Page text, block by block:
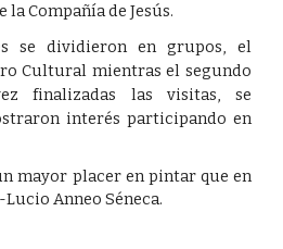
la Compañía de Jesús.
se dividieron en grupos, el
Cultural mientras el segundo
finalizadas las visitas, se
interés participando en
mayor placer en pintar que en
Anneo Séneca.